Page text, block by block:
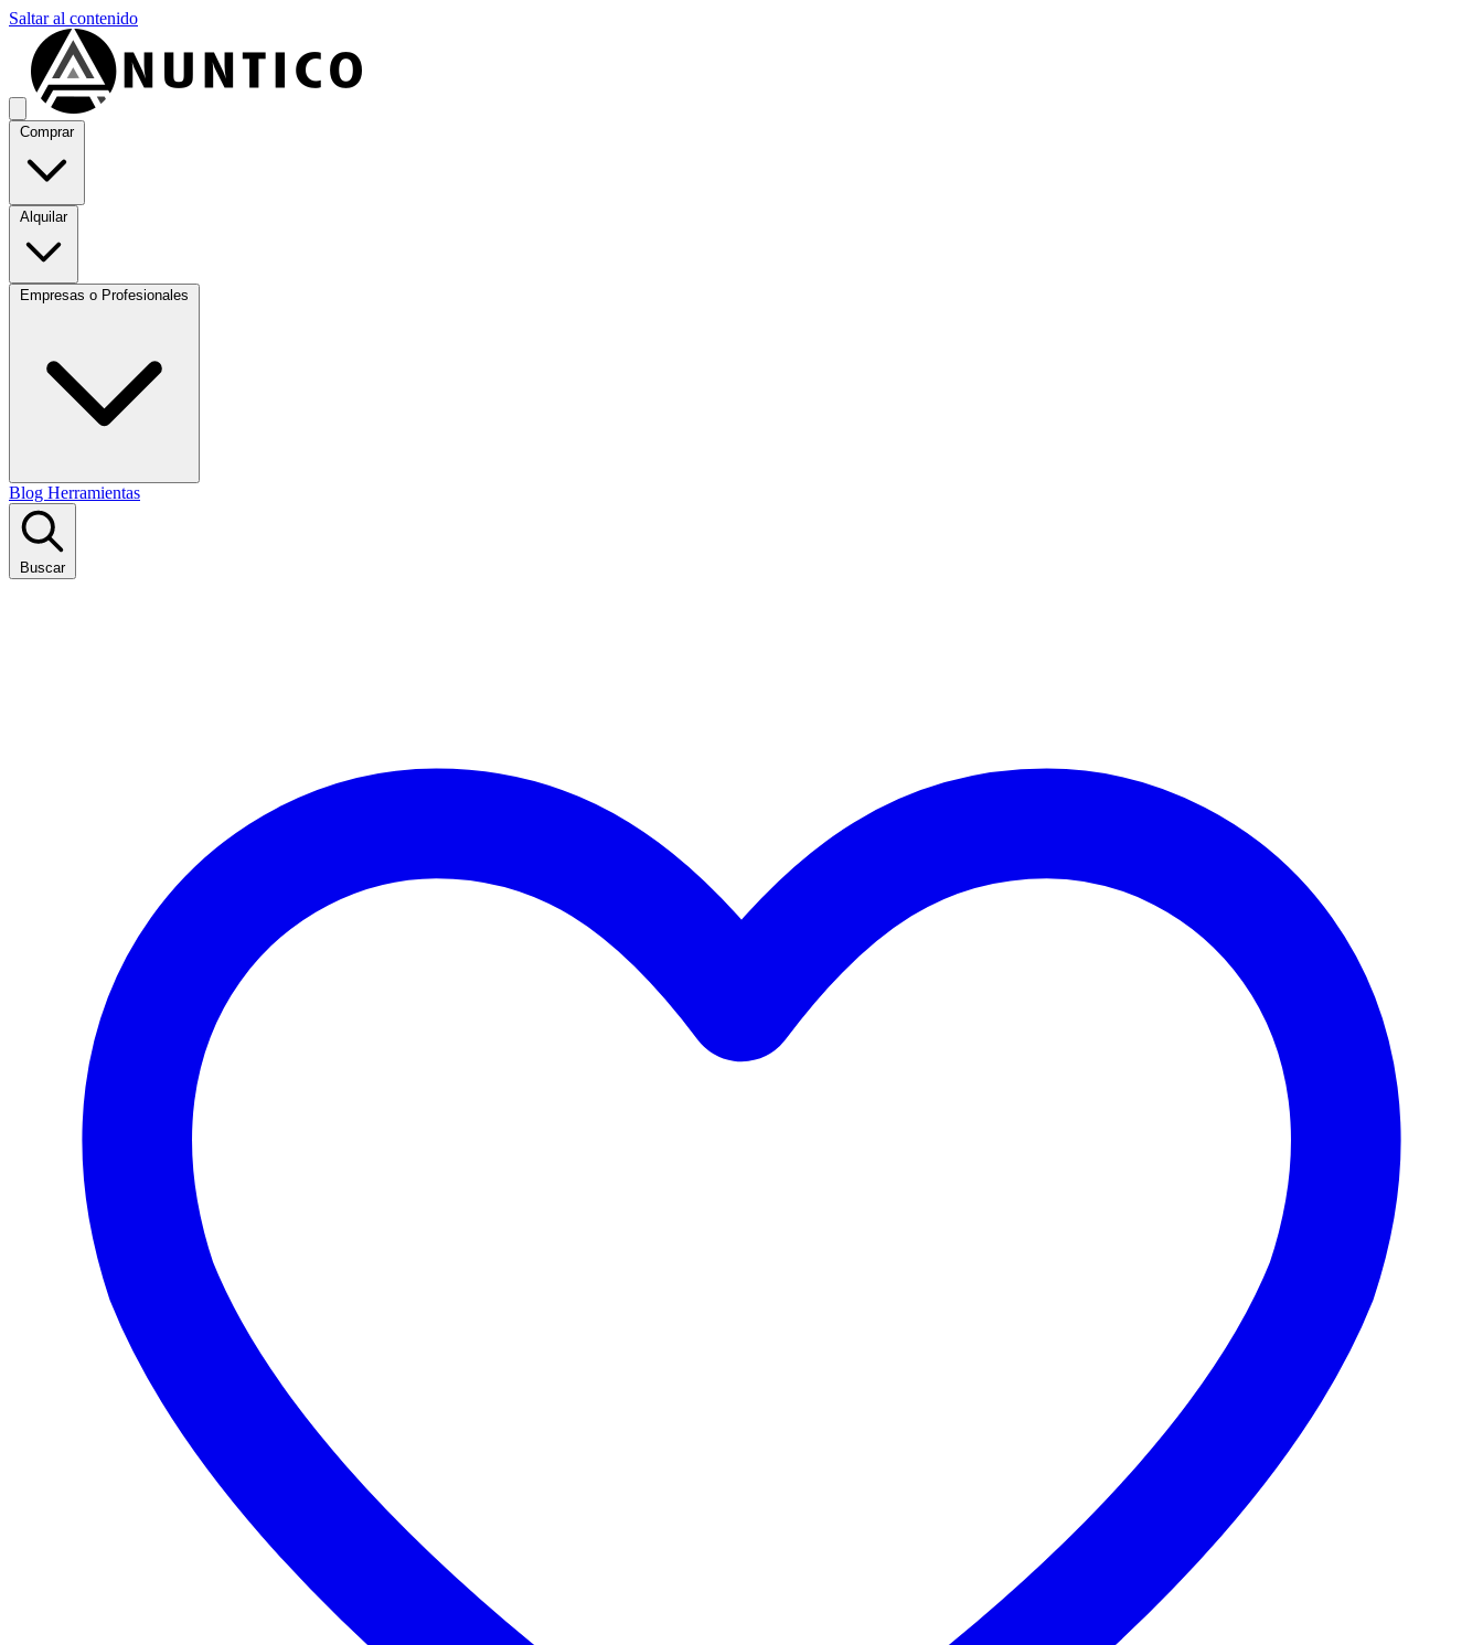
Saltar al contenido
Comprar
Alquilar
Empresas o Profesionales
Blog Herramientas
Buscar